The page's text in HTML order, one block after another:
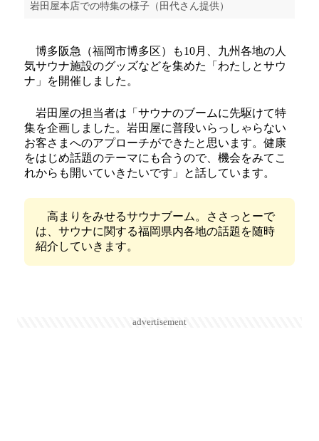
岩田屋本店での特集の様子（田代さん提供）
博多阪急（福岡市博多区）も10月、九州各地の人
気サウナ施設のグッズなどを集めた「わたしとサウ
ナ」を開催しました。
岩田屋の担当者は「サウナのブームに先駆けて特
集を企画しました。岩田屋に普段いらっしゃらない
お客さまへのアプローチができたと思います。健康
をはじめ話題のテーマにも合うので、機会をみてこ
れからも開いていきたいです」と話しています。
高まりをみせるサウナブーム。ささっとーで
は、サウナに関する福岡県内各地の話題を随時
紹介していきます。
advertisement